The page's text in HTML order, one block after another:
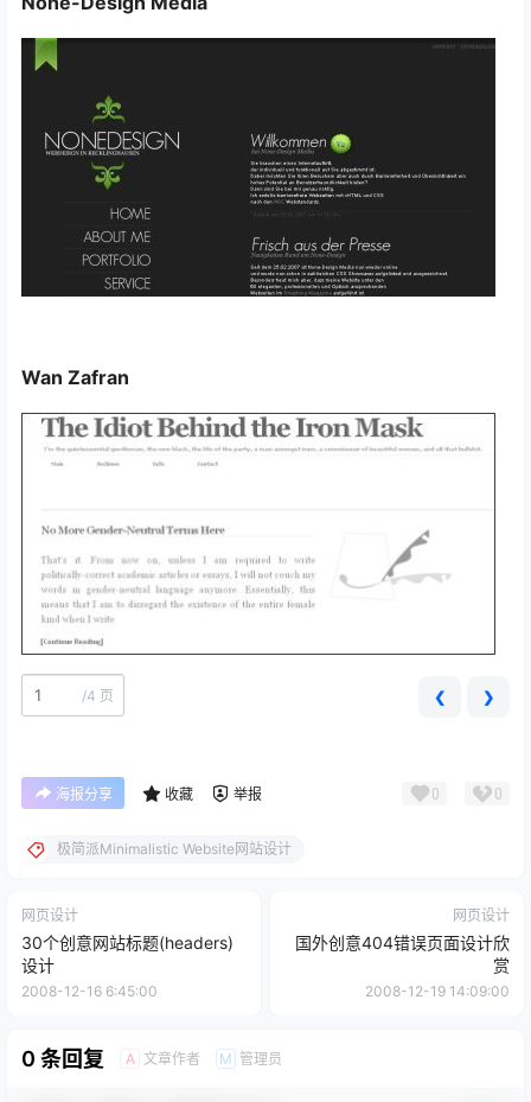
Wan Zafran
/4 页 ❮ ❯
海报分享 收藏 举报 0 0
极简派Minimalistic Website网站设计
网页设计
30个创意网站标题(headers)
设计
2008-12-16 6:45:00
网页设计
国外创意404错误页面设计欣
赏
2008-12-19 14:09:00
0 条回复 A 文章作者 M 管理员